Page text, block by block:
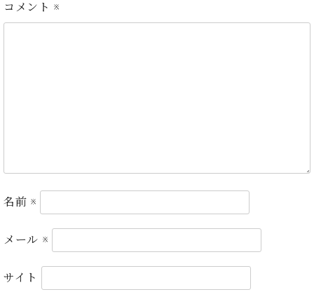
シ
ラ
ト
ノ
納
愛
者
声
ン
東
京
ホー
ル・
スタ
ジオ
タル
ホー
コメント ※
名前 ※
メール ※
サイト